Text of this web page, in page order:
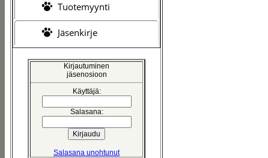
Tuotemyynti
Jäsenkirje
Kirjautuminen
jäsenosioon
Käyttäjä:
Salasana:
Salasana unohtunut